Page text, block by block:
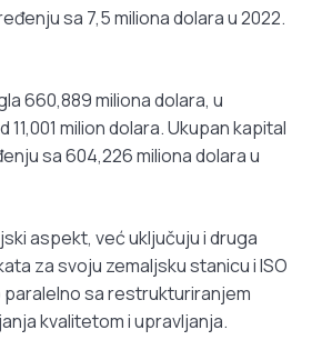
sa 7,5 miliona dolara u 2022.
660,889 miliona dolara, u
milion dolara. Ukupan kapital
sa 604,226 miliona dolara u
aspekt, već uključuju i druga
za svoju zemaljsku stanicu i ISO
sa restrukturiranjem
kvalitetom i upravljanja.